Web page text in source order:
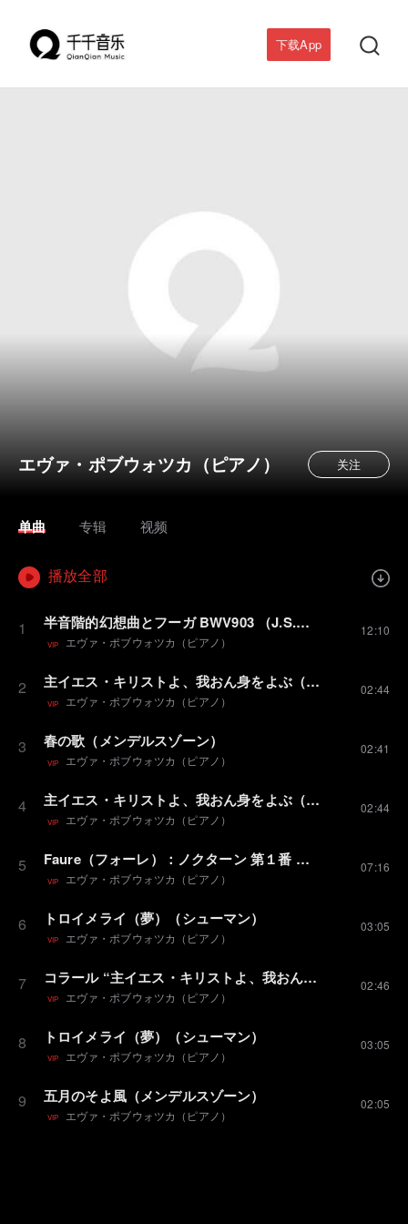
下载App 
エヴァ・ポブウォツカ（ピアノ） 关注
单曲 专辑 视频
播放全部
1 半音階的幻想曲とフーガ BWV903 （J.S.バッハ）
VIP エヴァ・ポブウォツカ（ピアノ）
12:10
2 主イエス・キリストよ、我おん身をよぶ（J.S．バッハ／ケンプ編）
VIP エヴァ・ポブウォツカ（ピアノ）
02:44
3 春の歌（メンデルスゾーン）
VIP エヴァ・ポブウォツカ（ピアノ）
02:41
4 主イエス・キリストよ、我おん身をよぶ（J.S．バッハ／ケンプ編）
VIP エヴァ・ポブウォツカ（ピアノ）
02:44
5 Faure（フォーレ）：ノクターン 第１番 変ホ短調
VIP エヴァ・ポブウォツカ（ピアノ）
07:16
6 トロイメライ（夢）（シューマン）
VIP エヴァ・ポブウォツカ（ピアノ）
03:05
7 コラール “主イエス・キリストよ、我おん身を呼ぶ” BWV639 （J.S.バッハ/ケンプ 編）
VIP エヴァ・ポブウォツカ（ピアノ）
02:46
8 トロイメライ（夢）（シューマン）
VIP エヴァ・ポブウォツカ（ピアノ）
03:05
9 五月のそよ風（メンデルスゾーン）
VIP エヴァ・ポブウォツカ（ピアノ）
02:05